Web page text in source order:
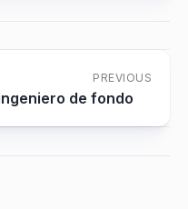
PREVIOUS
de fondo